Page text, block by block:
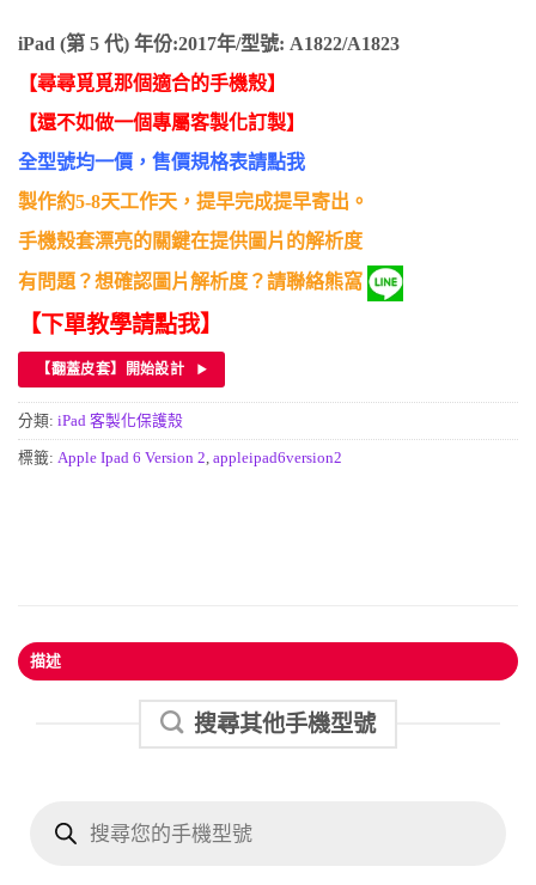
iPad (第 5 代) 年份:2017年/型號: A1822/A1823
【尋尋覓覓那個適合的手機殼】
【還不如做一個專屬客製化訂製】
全型號均一價，售價規格表請點我
製作約5-8天工作天，提早完成提早寄出。
手機殼套漂亮的關鍵在提供圖片的解析度
有問題？想確認圖片解析度？請聯絡熊窩
【下單教學請點我】
【翻蓋皮套】開始設計
分類: iPad 客製化保護殼
標籤: Apple Ipad 6 Version 2 appleipad6version2
描述
搜尋其他手機型號
search